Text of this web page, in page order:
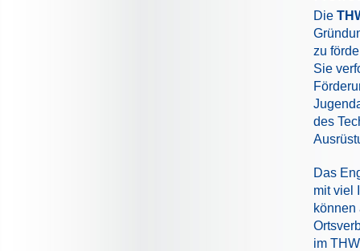
Die
zu
Sie
des
Das
mit viel
im